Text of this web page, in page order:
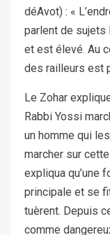
déAvot) : «
parlent de sujets
et est élevé. Au
des railleurs est
Le Zohar
Rabbi Yossi
un homme qui
marcher sur
expliqua qu’une
principale et se
tuèrent. Depuis
comme